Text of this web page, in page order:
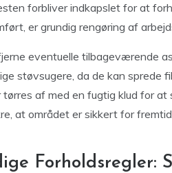
forbliver indkapslet for at
er grundig rengøring af
eventuelle tilbageværende
støvsugere, da de kan sprede
af med en fugtig klud for at
at området er sikkert for
Forholdsregler: